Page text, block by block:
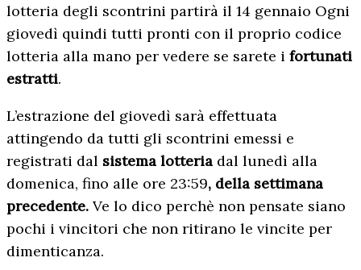
lotteria degli scontrini partirà il 14 gennaio Ogni
giovedì quindi tutti pronti con il proprio codice
lotteria alla mano per vedere se sarete i fortunati
estratti.
L’estrazione del giovedì sarà effettuata
attingendo da tutti gli scontrini emessi e
registrati dal sistema lotteria dal lunedì alla
domenica, fino alle ore 23:59, della settimana
precedente. Ve lo dico perchè non pensate siano
pochi i vincitori che non ritirano le vincite per
dimenticanza.